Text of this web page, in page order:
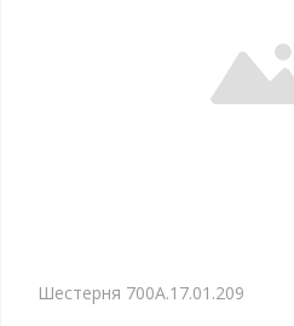
Шестерня 700А.17.01.209